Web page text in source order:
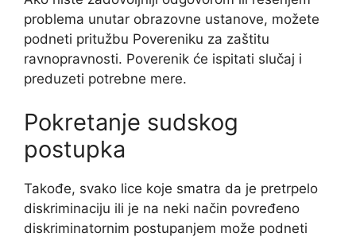
problema unutar obrazovne ustanove, možete
podneti pritužbu Povereniku za zaštitu
ravnopravnosti. Poverenik će ispitati slučaj i
preduzeti potrebne mere.
Pokretanje sudskog
postupka
Takođe, svako lice koje smatra da je pretrpelo
diskriminaciju ili je na neki način povređeno
diskriminatornim postupanjem može podneti